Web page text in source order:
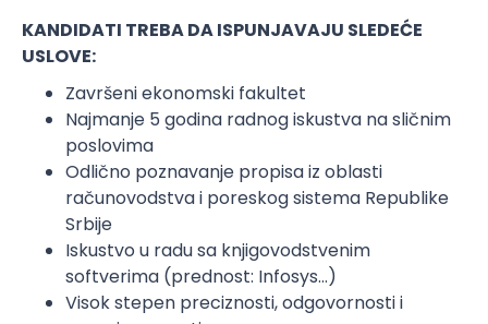
KANDIDATI TREBA DA ISPUNJAVAJU SLEDEĆE
USLOVE:
Završeni ekonomski fakultet
Najmanje 5 godina radnog iskustva na sličnim
poslovima
Odlično poznavanje propisa iz oblasti
računovodstva i poreskog sistema Republike
Srbije
Iskustvo u radu sa knjigovodstvenim
softverima (prednost: Infosys...)
Visok stepen preciznosti, odgovornosti i